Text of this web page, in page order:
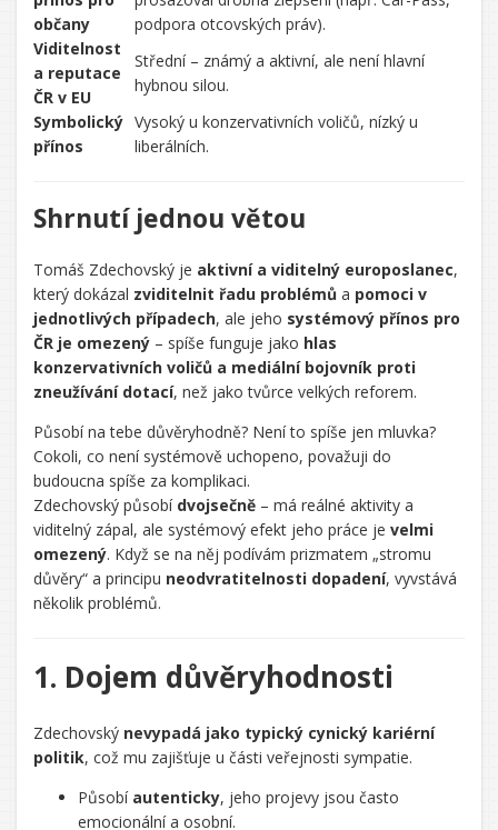
občany
podpora otcovských práv).
Viditelnost
a reputace
ČR v EU
Střední – známý a aktivní, ale není hlavní
hybnou silou.
Symbolický
přínos
Vysoký u konzervativních voličů, nízký u
liberálních.
Shrnutí jednou větou
Tomáš Zdechovský je aktivní a viditelný europoslanec,
který dokázal zviditelnit řadu problémů a pomoci v
jednotlivých případech, ale jeho systémový přínos pro
ČR je omezený – spíše funguje jako hlas
konzervativních voličů a mediální bojovník proti
zneužívání dotací, než jako tvůrce velkých reforem.
Řekl/a
jsi:
Působí na tebe důvěryhodně? Není to spíše jen mluvka?
Cokoli, co není systémově uchopeno, považuji do
budoucna spíše za komplikaci.
CHATGPT
ŘEKL:
Zdechovský působí dvojsečně – má reálné aktivity a
viditelný zápal, ale systémový efekt jeho práce je velmi
omezený. Když se na něj podívám prizmatem „stromu
důvěry“ a principu neodvratitelnosti dopadení, vyvstává
několik problémů.
1. Dojem důvěryhodnosti
Zdechovský nevypadá jako typický cynický kariérní
politik, což mu zajišťuje u části veřejnosti sympatie.
Působí autenticky, jeho projevy jsou často
emocionální a osobní.